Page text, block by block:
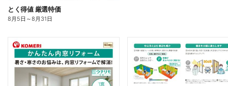
とく得値 厳選特価
8月5日 ～8月31日